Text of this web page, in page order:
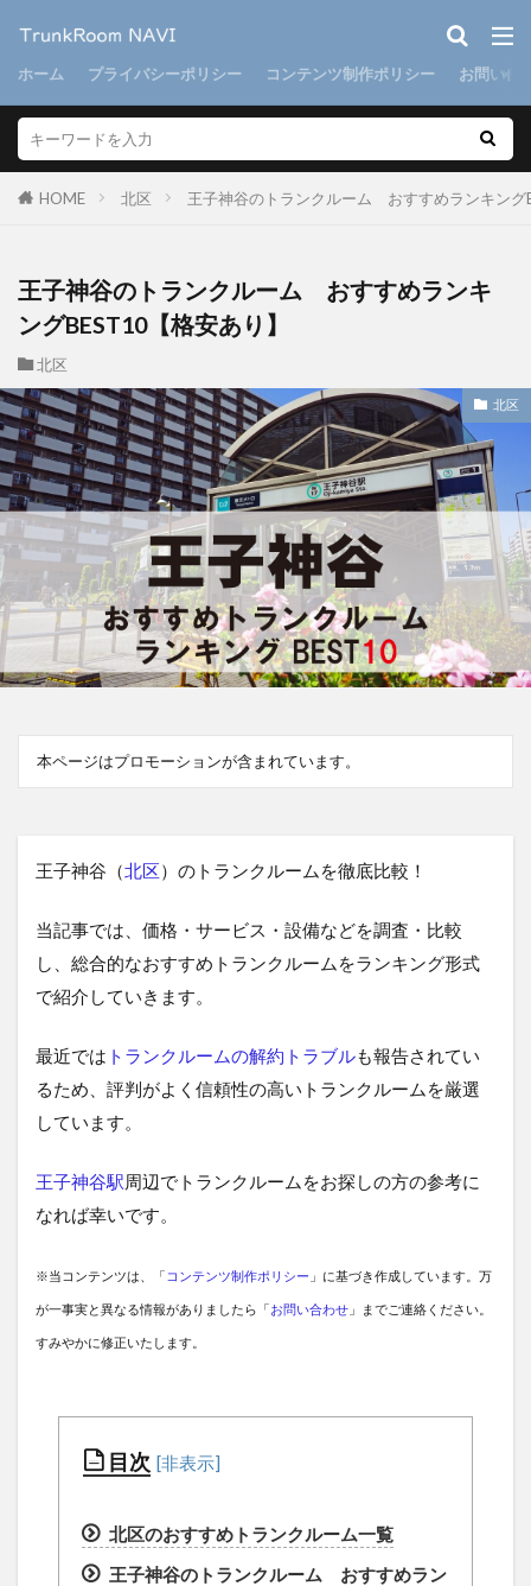
ホーム プライバシーポリシー コンテンツ制作ポリシー お問い合
HOME 北区 王子神谷のトランクルーム おすすめランキング
王子神谷のトランクルーム おすすめランキ
ングBEST10【格安あり】
北区
北区
本ページはプロモーションが含まれています。
王子神谷（北区）のトランクルームを徹底比較！
当記事では、価格・サービス・設備などを調査・比較
し、総合的なおすすめトランクルームをランキング形式
で紹介していきます。
最近では トランクルームの解約トラブルも報告されてい
るため、評判がよく信頼性の高いトランクルームを厳選
しています。
王子神谷駅周辺でトランクルームをお探しの方の参考に
なれば幸いです。
※当コンテンツは、「 コンテンツ制作ポリシー 」に基づき作成しています。万
が一事実と異なる情報がありましたら「お問い合わせ 」までご連絡ください。
すみやかに修正いたします。
目次
北区のおすすめトランクルーム一覧
王子神谷のトランクルーム おすすめラン